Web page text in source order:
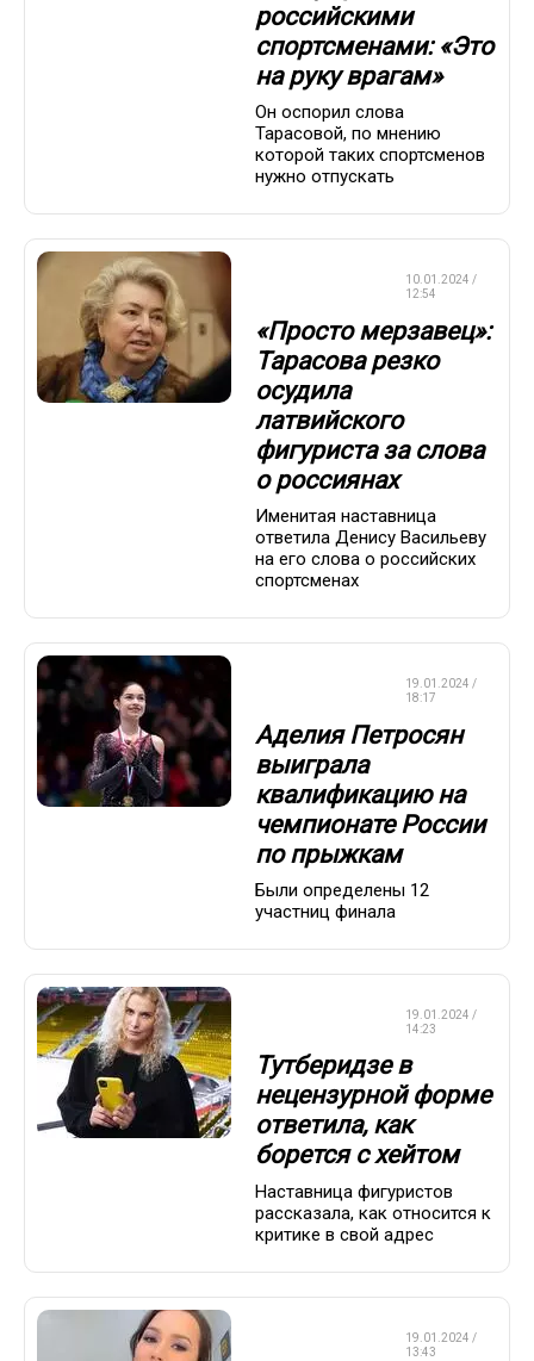
российскими
спортсменами: «Это
на руку врагам»
Он оспорил слова
Тарасовой, по мнению
которой таких спортсменов
нужно отпускать
10.01.2024 /
12:54
«Просто мерзавец»:
Тарасова резко
осудила
латвийского
фигуриста за слова
о россиянах
Именитая наставница
ответила Денису Васильеву
на его слова о российских
спортсменах
19.01.2024 /
18:17
Аделия Петросян
выиграла
квалификацию на
чемпионате России
по прыжкам
Были определены 12
участниц финала
19.01.2024 /
14:23
Тутберидзе в
нецензурной форме
ответила, как
борется с хейтом
Наставница фигуристов
рассказала, как относится к
критике в свой адрес
19.01.2024 /
13:43